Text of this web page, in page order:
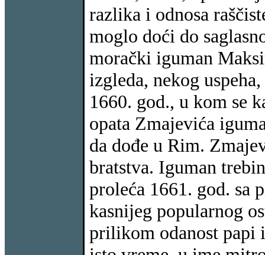
razlika i odnosa
moglo doći do
morački iguman
izgleda, nekog
1660. god., u kom se
opata Zmajevića
da dođe u Rim.
bratstva. Iguman
proleća 1661. god. sa
kasnijeg popularnog
prilikom odanost papi